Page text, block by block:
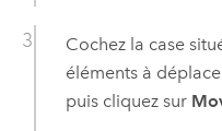
Cochez la case
éléments à
puis cliquez sur